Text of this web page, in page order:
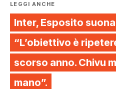
LEGGI ANCHE
Inter, Esposito
“L’obiettivo è
scorso anno. Chivu
mano”.